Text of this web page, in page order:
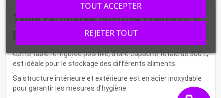
Table réfrigérée positive compact 2
portes avec tiroirs ESL3820GR
Cette table réfrigérée positive, d'une capacité totale de 300 L,
est idéale pour le stockage des différents aliments.
Sa structure intérieure et extérieure est en acier inoxydable
pour garantir les mesures d'hygiène.
REJETER TOUT
TOUT ACCEPTER